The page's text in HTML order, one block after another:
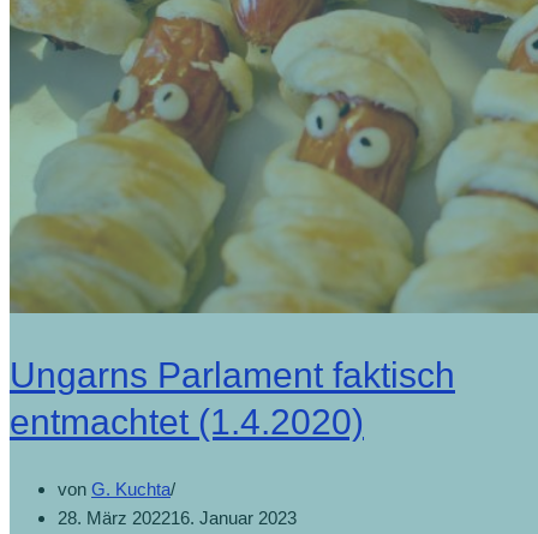
Ungarns Parlament faktisch
entmachtet (1.4.2020)
von G. Kuchta
28. März 202216. Januar 2023